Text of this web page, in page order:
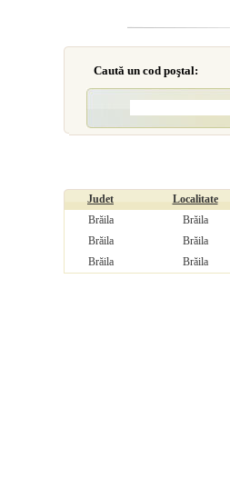
Caută un cod poştal:
Judet Localitate
Brăila
Brăila
Brăila
Brăila
Brăila
Brăila